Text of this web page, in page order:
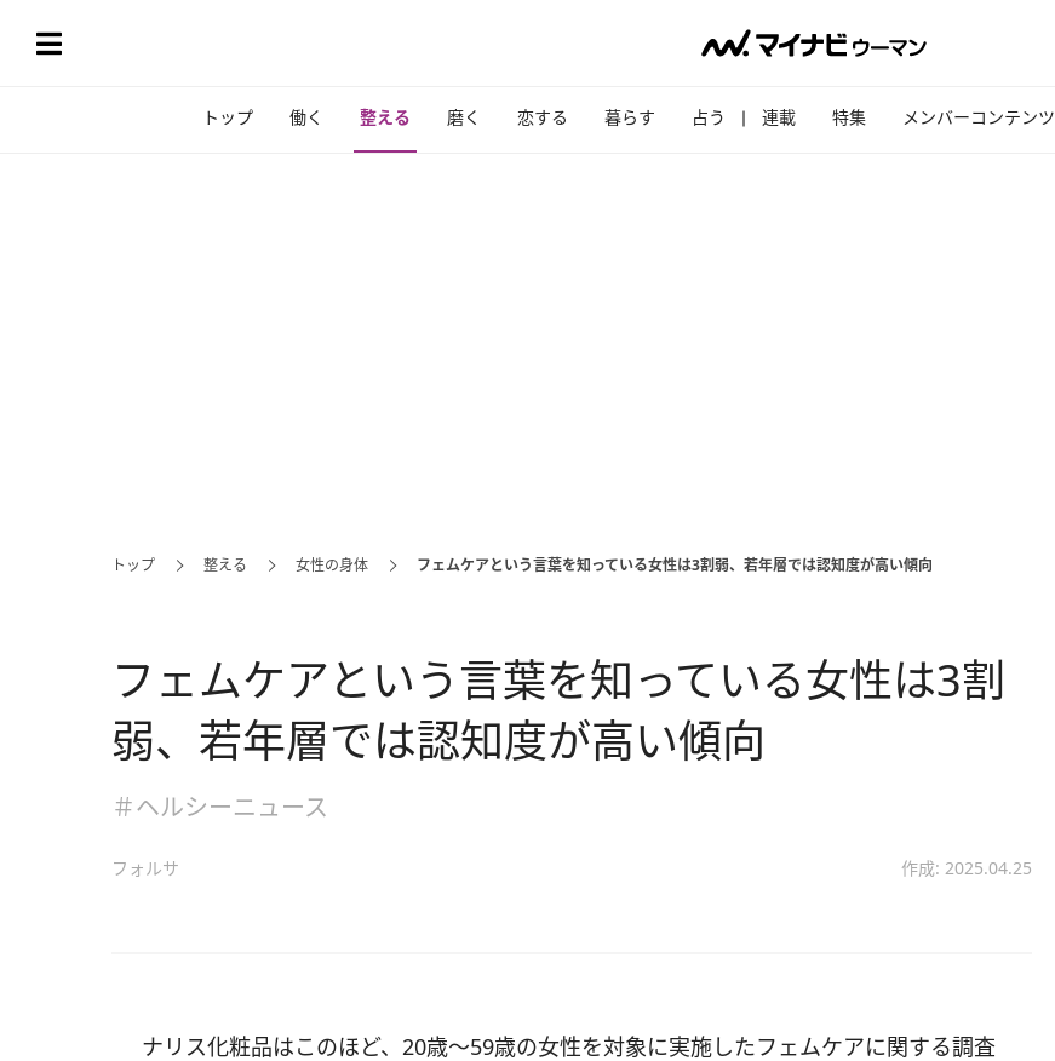
トップ 働く 整える 磨く 恋する 暮らす 占う 連載 特集 メンバーコンテンツ
トップ 整える 女性の身体 フェムケアという言葉を知っている女性は3割弱、若年層では認知度が高い傾向
フェムケアという言葉を知っている女性は3割
弱、若年層では認知度が高い傾向
＃ヘルシーニュース
フォルサ 作成: 2025.04.25
ナリス化粧品はこのほど、20歳～59歳の女性を対象に実施したフェムケアに関する調査